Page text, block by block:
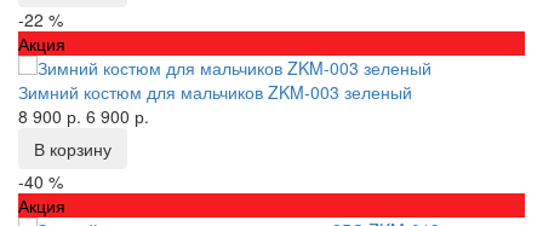
-22 %
Акция
Зимний костюм для мальчиков ZKM-003 зеленый
8 900 р. 6 900 р.
В корзину
-40 %
Акция